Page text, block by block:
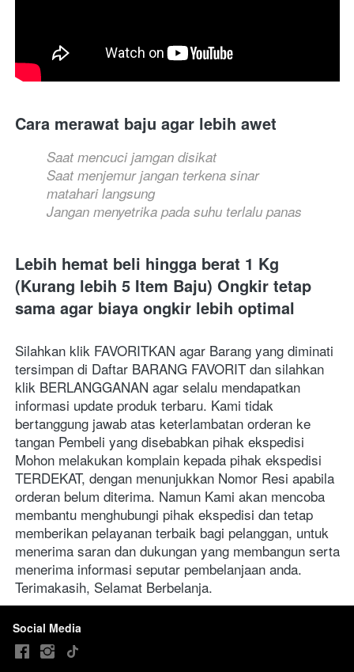
Cara merawat baju agar lebih awet
Saat mencuci jamgan disikat
Saat menjemur jangan terkena sinar
matahari langsung
Jangan menyetrika pada suhu terlalu panas
Lebih hemat beli hingga berat 1 Kg
(Kurang lebih 5 Item Baju) Ongkir tetap
sama agar biaya ongkir lebih optimal
Silahkan klik FAVORITKAN agar Barang yang diminati
tersimpan di Daftar BARANG FAVORIT dan silahkan
klik BERLANGGANAN agar selalu mendapatkan
informasi update produk terbaru. Kami tidak
bertanggung jawab atas keterlambatan orderan ke
tangan Pembeli yang disebabkan pihak ekspedisi
Mohon melakukan komplain kepada pihak ekspedisi
TERDEKAT, dengan menunjukkan Nomor Resi apabila
orderan belum diterima. Namun Kami akan mencoba
membantu menghubungi pihak ekspedisi dan tetap
memberikan pelayanan terbaik bagi pelanggan, untuk
menerima saran dan dukungan yang membangun serta
menerima informasi seputar pembelanjaan anda.
Terimakasih, Selamat Berbelanja.
Social Media